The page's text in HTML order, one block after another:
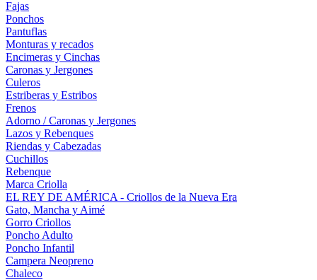
Fajas
Ponchos
Pantuflas
Monturas y recados
Encimeras y Cinchas
Caronas y Jergones
Culeros
Estriberas y Estribos
Frenos
Adorno / Caronas y Jergones
Lazos y Rebenques
Riendas y Cabezadas
Cuchillos
Rebenque
Marca Criolla
EL REY DE AMÉRICA - Criollos de la Nueva Era
Gato, Mancha y Aimé
Gorro Criollos
Poncho Adulto
Poncho Infantil
Campera Neopreno
Chaleco